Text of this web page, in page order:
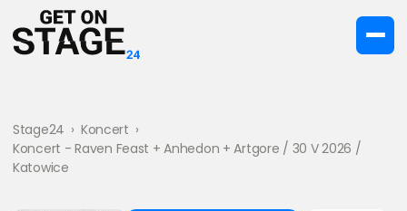
Stage24 › Koncert ›
Koncert - Raven Feast + Anhedon + Artgore / 30 V 2026 /
Katowice